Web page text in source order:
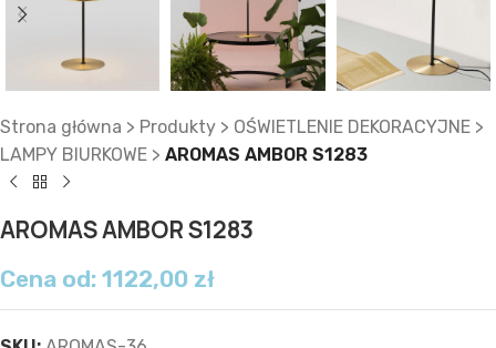
Strona główna > Produkty > OŚWIETLENIE DEKORACYJNE >
LAMPY BIURKOWE > AROMAS AMBOR S1283
AROMAS AMBOR S1283
Cena od: 1122,00 zł